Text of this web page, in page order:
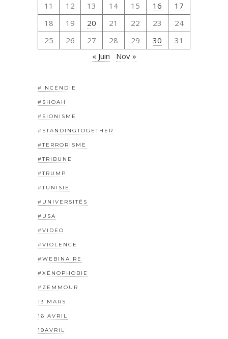
11
12 13 14 15 16
17
18
19 20 21 22 23
24
25
26 27 28 29 30
31
« Juin
Nov »
#INCENDIE
#SHOAH
#SIONISME
#STANDINGTOGETHER
#TERRORISME
#TRIBUNE
#TRUMP
#TUNISIE
#UNIVERSITÉS
#USA
#VIDEO
#VIOLENCE
#WEBINAIRE
#XÉNOPHOBIE
#ZEMMOUR
13 MARS
16 AVRIL
19AVRIL